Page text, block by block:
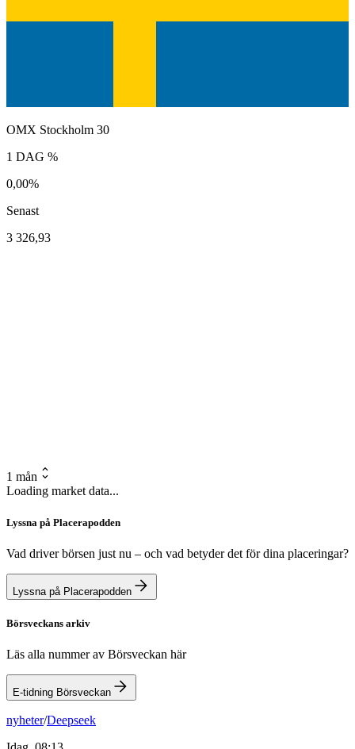
OMX Stockholm 30
1 DAG %
0,00%
Senast
3 326,93
1 mån
Loading market data...
Lyssna på Placerapodden
Vad driver börsen just nu – och vad betyder det för dina placeringar?
Lyssna på Placerapodden
Börsveckans arkiv
Läs alla nummer av Börsveckan här
E-tidning Börsveckan
nyheter/Deepseek